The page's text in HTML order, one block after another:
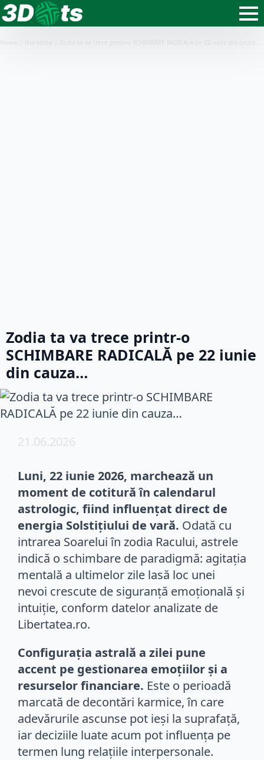
Zodia ta va trece printr-o
SCHIMBARE RADICALĂ pe 22 iunie
din cauza…
21.06.2026
Luni, 22 iunie 2026, marchează un
moment de cotitură în calendarul
astrologic, fiind influențat direct de
energia Solstițiului de vară. Odată cu
intrarea Soarelui în zodia Racului, astrele
indică o schimbare de paradigmă: agitația
mentală a ultimelor zile lasă loc unei
nevoi crescute de siguranță emoțională și
intuiție, conform datelor analizate de
Libertatea.ro.
Configurația astrală a zilei pune
accent pe gestionarea emoțiilor și a
resurselor financiare. Este o perioadă
marcată de decontări karmice, în care
adevărurile ascunse pot ieși la suprafață,
iar deciziile luate acum pot influența pe
termen lung relațiile interpersonale.